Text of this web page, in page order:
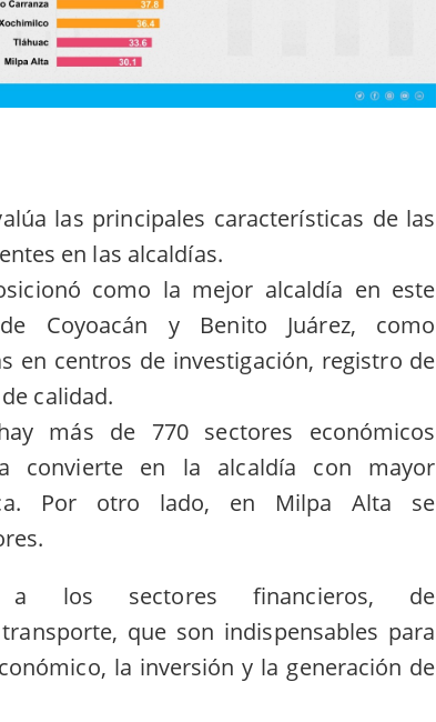
las principales características de las
en las alcaldías.
como la mejor alcaldía en este
Coyoacán y Benito Juárez, como
en centros de investigación, registro de
calidad.
más de 770 sectores económicos
convierte en la alcaldía con mayor
Por otro lado, en Milpa Alta se
los sectores financieros, de
que son indispensables para
la inversión y la generación de